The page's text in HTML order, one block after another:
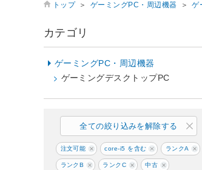
トップ ＞ ゲーミングPC・周辺機器 ＞ ゲ
カテゴリ
ゲーミングPC・周辺機器
ゲーミングデスクトップPC
全ての絞り込みを解除する
注文可能 core-i5 を含む ランクA
ランクB ランクC 中古